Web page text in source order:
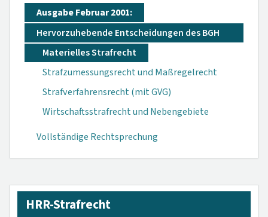
Ausgabe Februar 2001:
Hervorzuhebende Entscheidungen des BGH
Materielles Strafrecht
Strafzumessungsrecht und Maßregelrecht
Strafverfahrensrecht (mit GVG)
Wirtschaftsstrafrecht und Nebengebiete
Vollständige Rechtsprechung
HRR-Strafrecht